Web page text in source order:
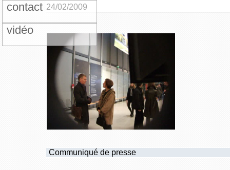
contact
vidéo
24/02/2009
Communiqué de presse